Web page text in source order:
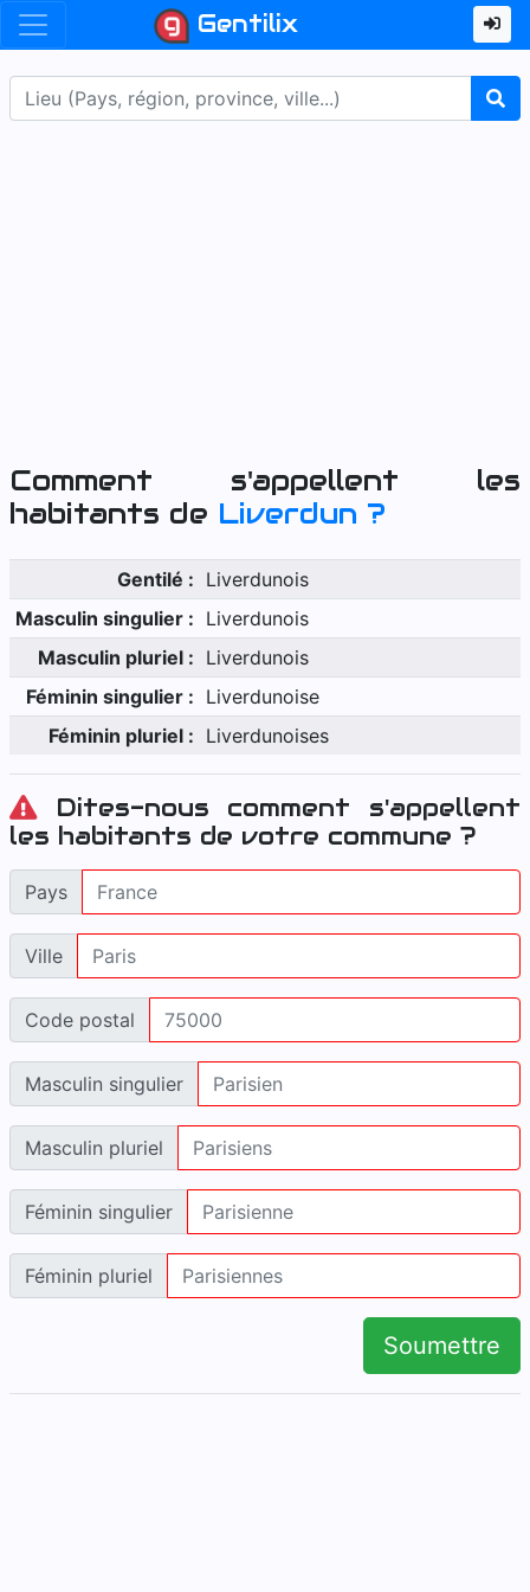
Gentilix
Comment s'appellent les
habitants de Liverdun ?
Gentilé : Liverdunois
Masculin singulier : Liverdunois
Masculin pluriel : Liverdunois
Féminin singulier : Liverdunoise
Féminin pluriel : Liverdunoises
Dites-nous comment s'appellent
les habitants de votre commune ?
Pays
Ville
Code postal
Masculin singulier
Masculin pluriel
Féminin singulier
Féminin pluriel
Soumettre